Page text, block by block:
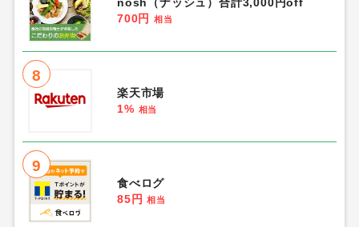
700円
相当
8
楽天市場
1% 相当
9
食べログ
85円
相当